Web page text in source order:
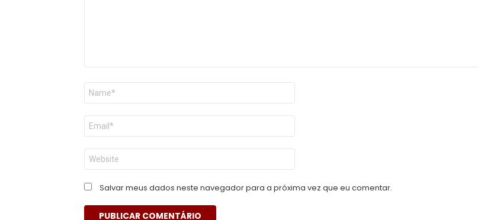
Nome
E-
mail
*
Site
Salvar meus dados neste navegador para a próxima vez que eu comentar.